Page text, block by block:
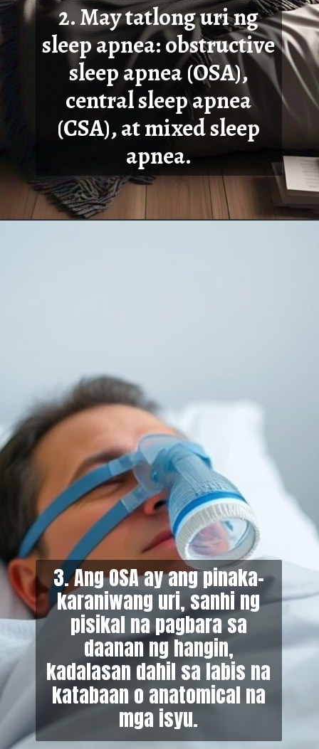
2. May tatlong uri ng
sleep apnea: obstructive
sleep apnea (OSA),
central sleep apnea
(CSA), at mixed sleep
apnea.
3. Ang OSA ay ang pinaka-
karaniwang uri, sanhi ng
pisikal na pagbara sa
daanan ng hangin,
kadalasan dahil sa labis na
katabaan o anatomical na
mga isyu.